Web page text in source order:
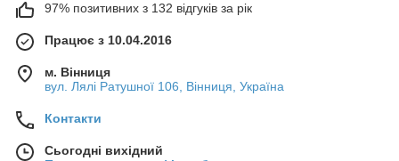
97% позитивних з 132 відгуків за рік
Працює з 10.04.2016
м. Вінниця
вул. Лялі Ратушної 106, Вінниця, Україна
Контакти
Сьогодні вихідний